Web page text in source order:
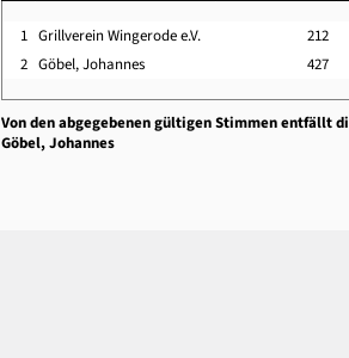
1 Grillverein Wingerode e.V.
212
2 Göbel, Johannes 427
Von den abgegebenen gültigen Stimmen entfällt
Göbel, Johannes